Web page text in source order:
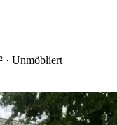
· Unmöbliert